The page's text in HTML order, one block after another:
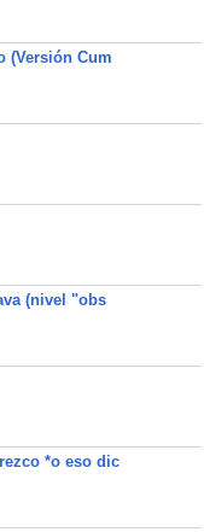
(Versión Cum
(nivel "obs
*o eso dic